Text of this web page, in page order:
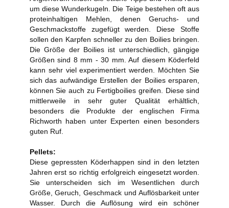
um diese Wunderkugeln. Die Teige bestehen oft aus
proteinhaltigen Mehlen, denen Geruchs- und
Geschmackstoffe zugefügt werden. Diese Stoffe
sollen den Karpfen schneller zu den Boilies bringen.
Die Größe der Boilies ist unterschiedlich, gängige
Größen sind 8 mm - 30 mm. Auf diesem Köderfeld
kann sehr viel experimentiert werden. Möchten Sie
sich das aufwändige Erstellen der Boilies ersparen,
können Sie auch zu Fertigboilies greifen. Diese sind
mittlerweile in sehr guter Qualität erhältlich,
besonders die Produkte der englischen Firma
Richworth haben unter Experten einen besonders
guten Ruf.
Pellets:
Diese gepressten Köderhappen sind in den letzten
Jahren erst so richtig erfolgreich eingesetzt worden.
Sie unterscheiden sich im Wesentlichen durch
Größe, Geruch, Geschmack und Auflösbarkeit unter
Wasser. Durch die Auflösung wird ein schöner